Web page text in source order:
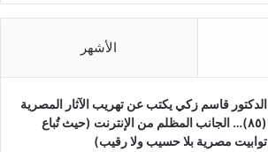
الأشهر
الدكتور قاسم زكي يكتب عن تهريب الآثار المصرية
(٨٥)… الجانب المظلم من الإنترنت (حيث تُباع
توابيت مصرية بلا حسيب ولا رقيب)